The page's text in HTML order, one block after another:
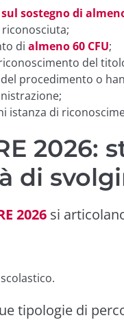
sostegno di
di almeno 60 CFU;
del
procedimento o
istanza di
2026:
di
2026 si
tipologie di